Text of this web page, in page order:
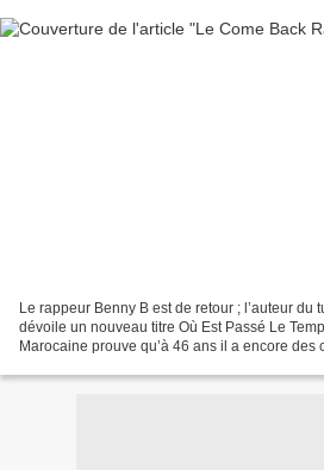
Le rappeur Benny B est de retour ; l’auteur du
dévoile un nouveau titre Où Est Passé Le
Marocaine prouve qu’à 46 ans il a encore des